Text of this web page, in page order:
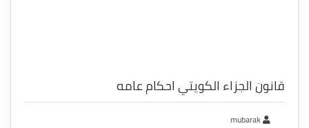
قانون الجزاء الكويتي احكام عامه